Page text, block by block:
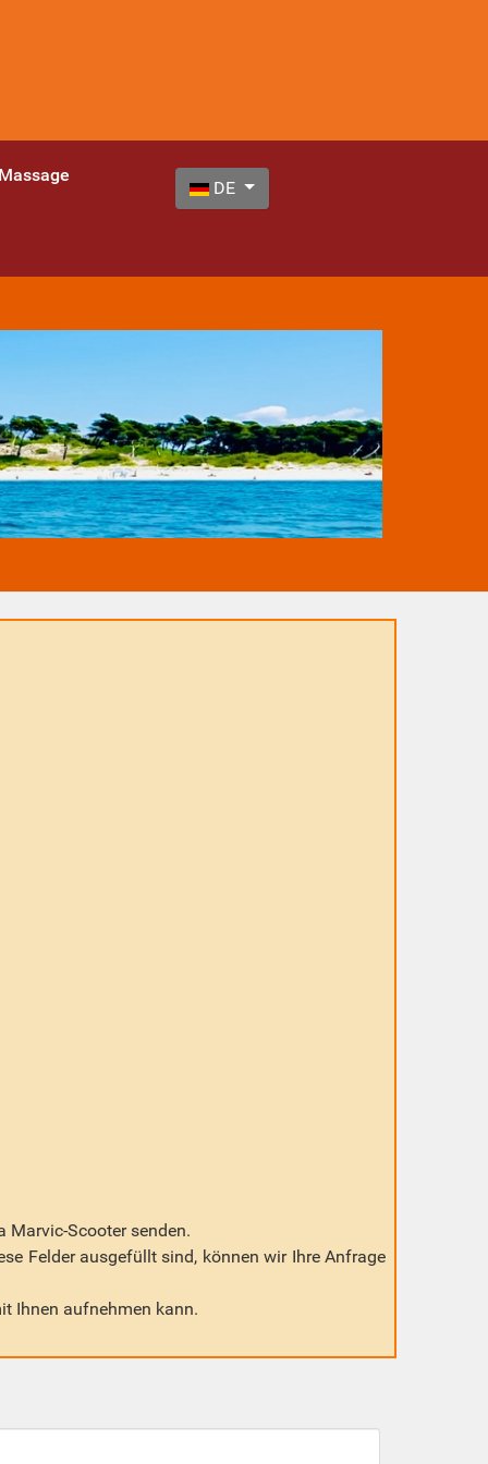
Sprache auswählen
DE
Marvic-Scooter senden.
Felder ausgefüllt sind, können wir Ihre Anfrage
Ihnen aufnehmen kann.